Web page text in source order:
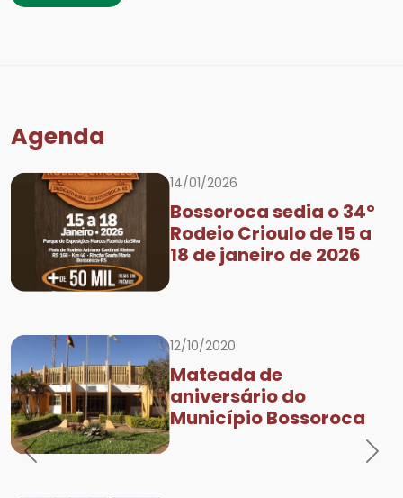
Agenda
14/01/2026
Bossoroca sedia o 34º
Rodeio Crioulo de 15 a
18 de janeiro de 2026
12/10/2020
Mateada de
aniversário do
Município Bossoroca
Previous Next